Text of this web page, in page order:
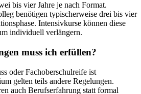
bis vier Jahre je nach Format.
benötigen typischerweise drei bis vier
Intensivkurse können diese
individuell verlängern.
muss ich erfüllen?
oder Fachoberschulreife ist
gelten teils andere Regelungen.
auch Berufserfahrung statt formal